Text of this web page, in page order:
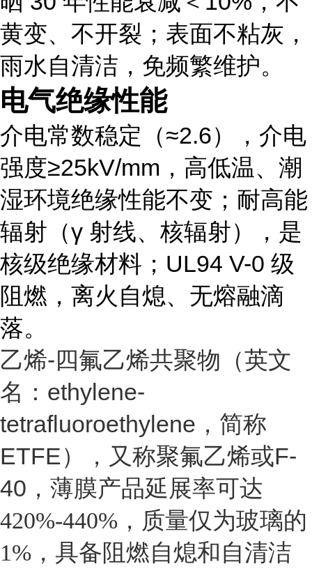
黄变、不开裂；表面不粘灰，
雨水自清洁 ，免频繁维护。
电气绝缘性能
介电常数稳定（≈2.6），介电
强度≥25kV/mm，高低温、潮
湿环境绝缘性能不变；耐高能
辐射（γ 射线、核辐射），是
核级绝缘材料；UL94 V-0 级
阻燃，离火自熄、无熔融滴
落。
乙烯-四氟乙烯共聚物（英文
名：ethylene-
tetrafluoroethylene，简称
ETFE），又称聚氟乙烯或F-
40， 薄膜产品延展率可达
420%-440%，质量仅为玻璃的
1%，具备阻燃自熄和自清洁